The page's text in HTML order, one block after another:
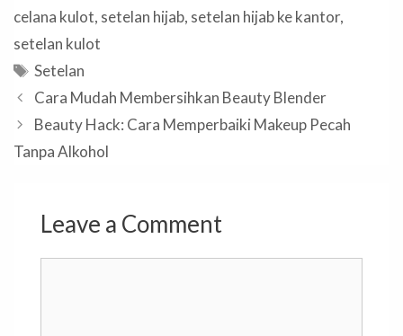
celana kulot, setelan hijab, setelan hijab ke kantor,
setelan kulot
Tags
Setelan
Cara Mudah Membersihkan Beauty Blender
Beauty Hack: Cara Memperbaiki Makeup Pecah
Tanpa Alkohol
Leave a Comment